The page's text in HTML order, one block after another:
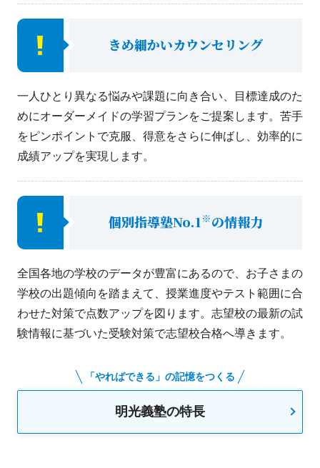
きめ細かいカウンセリング
一人ひとり異なる悩みや課題に向き合い、目標達成のた
めにオーダーメイドの学習プランをご提案します。苦手
をピンポイントで克服、得意をさらに伸ばし、効率的に
成績アップを実現します。
個別指導塾No.1 ※の情報力
全国各地の学校のデータが豊富にあるので、お子さまの
学校の出題傾向を踏まえて、授業進度やテスト範囲に合
わせた対策で点数アップを図ります。志望校の最新の試
験情報に基づいた受験対策で志望校合格へ導きます。
「やればできる」の記憶をつくる
明光義塾の特長